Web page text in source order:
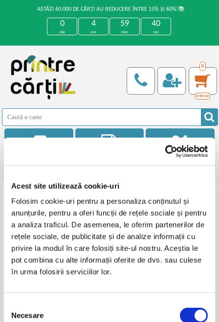
Acest site utilizează cookie-uri
Folosim cookie-uri pentru a personaliza conținutul și
anunțurile, pentru a oferi funcții de rețele sociale și pentru
a analiza traficul. De asemenea, le oferim partenerilor de
rețele sociale, de publicitate și de analize informații cu
privire la modul în care folosiți site-ul nostru. Aceștia le
pot combina cu alte informații oferite de dvs. sau culese
în urma folosirii serviciilor lor.
consimțământului
Necesare
ASTĂZI 60.000 DE CĂRȚI AU REDUCERE ÎNTRE 15% ȘI 60%!📚
0
zile
4
ore
59
min
40
sec
0
0,00 Lei
Categorii Noutati Reduceri
Filtrează
Carti Joseph Hanse
Ordonează